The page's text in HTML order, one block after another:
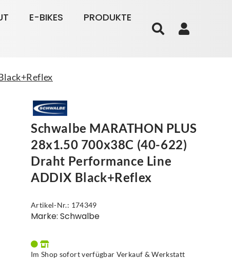
E-BIKES
PRODUKTE
Schwalbe MARATHON PLUS
28x1.50 700x38C (40-622)
Draht Performance Line
ADDIX Black+Reflex
Artikel-Nr.: 174349
Marke: Schwalbe
Im Shop sofort verfügbar Verkauf & Werkstatt